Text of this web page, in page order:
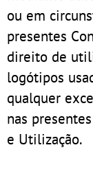
ou em
presentes
direito de
logótipos
qualquer
nas
e Utilização.